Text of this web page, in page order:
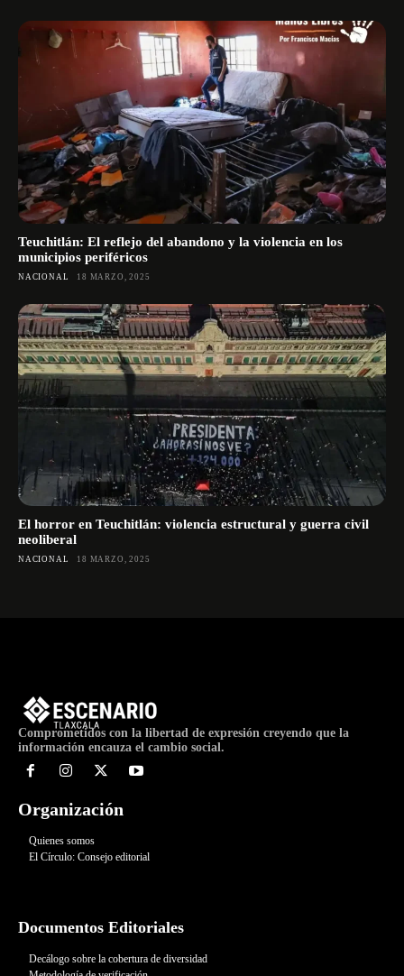
Teuchitlán: El reflejo del abandono y la violencia en los
municipios periféricos
NACIONAL 18 MARZO, 2025
El horror en Teuchitlán: violencia estructural y guerra civil
neoliberal
NACIONAL 18 MARZO, 2025
Comprometidos con la libertad de expresión creyendo que la
información encauza el cambio social.
Organización
Quienes somos
El Círculo: Consejo editorial
Documentos Editoriales
Decálogo sobre la cobertura de diversidad